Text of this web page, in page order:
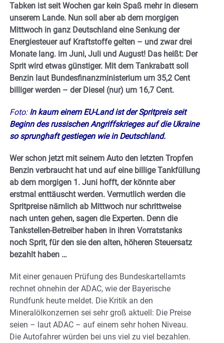
Tabken ist seit Wochen gar kein Spaß mehr in diesem
unserem Lande. Nun soll aber ab dem morgigen
Mittwoch in ganz Deutschland eine Senkung der
Energiesteuer auf Kraftstoffe gelten – und zwar drei
Monate lang. im Juni, Juli und August! Das heißt: Der
Sprit wird etwas günstiger. Mit dem Tankrabatt soll
Benzin laut Bundesfinanzministerium um 35,2 Cent
billiger werden – der Diesel (nur) um 16,7 Cent.
Foto:In kaum einem EU-Land ist der Spritpreis seit
Beginn des russischen Angriffskrieges auf die Ukraine
so sprunghaft gestiegen wie in Deutschland.
Wer schon jetzt mit seinem Auto den letzten Tropfen
Benzin verbraucht hat und auf eine billige Tankfüllung
ab dem morgigen 1. Juni hofft, der könnte aber
erstmal enttäuscht werden. Vermutlich werden die
Spritpreise nämlich ab Mittwoch nur schrittweise
nach unten gehen, sagen die Experten. Denn die
Tankstellen-Betreiber haben in ihren Vorratstanks
noch Sprit, für den sie den alten, höheren Steuersatz
bezahlt haben …
Mit einer genauen Prüfung des Bundeskartellamts
rechnet ohnehin der ADAC, wie der Bayerische
Rundfunk heute meldet. Die Kritik an den
Mineralölkonzernen sei sehr groß aktuell: Die Preise
seien – laut ADAC – auf einem sehr hohen Niveau.
Die Autofahrer würden bei uns viel zu viel bezahlen.